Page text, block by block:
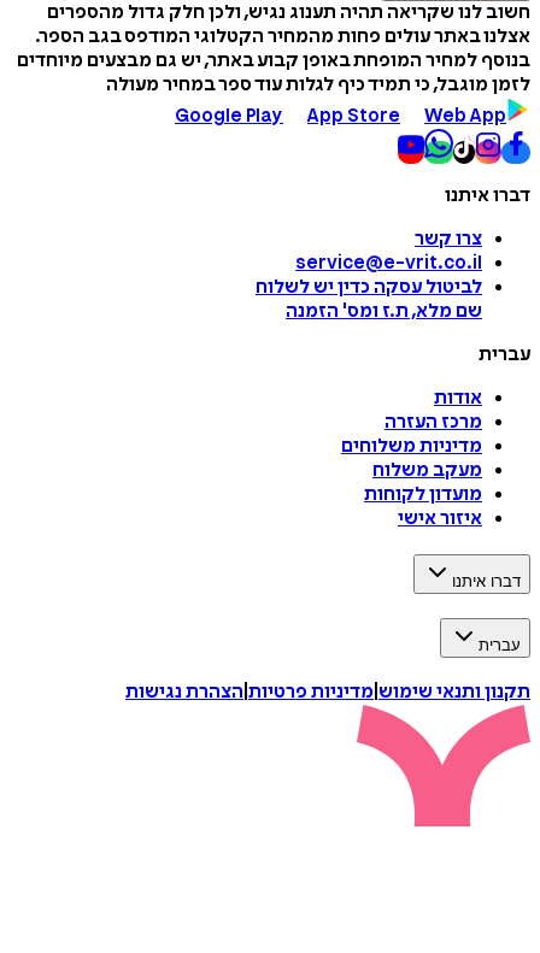
חשוב לנו שקריאה תהיה תענוג נגיש, ולכן חלק גדול מהספרים
אצלנו באתר עולים פחות מהמחיר הקטלוגי המודפס בגב הספר.
בנוסף למחיר המופחת באופן קבוע באתר, יש גם מבצעים מיוחדים
לזמן מוגבל, כי תמיד כיף לגלות עוד ספר במחיר מעולה
Google Play
App Store Web App
דברו איתנו
צרו קשר
service@e-vrit.co.il
לביטול עסקה כדין יש לשלוח
שם מלא, ת.ז ומס' הזמנה
עברית
אודות
מרכז העזרה
מדיניות משלוחים
מעקב משלוח
מועדון לקוחות
איזור אישי
דברו איתנו
עברית
תקנון ותנאי שימוש מדיניות פרטיות הצהרת נגישות